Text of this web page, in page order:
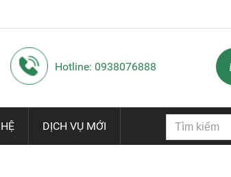
Hotline: 0938076888
DỊCH VỤ MỚI